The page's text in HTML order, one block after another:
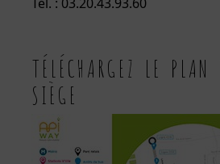
TÉLÉCHARGEZ LE PLAN
SIÈGE